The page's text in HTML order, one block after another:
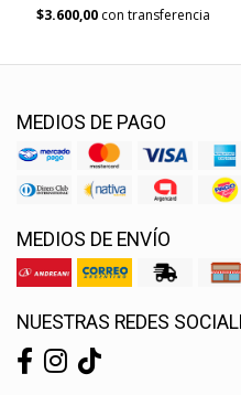
$3.600,00 con transferencia
MEDIOS DE PAGO
MEDIOS DE ENVÍO
NUESTRAS REDES